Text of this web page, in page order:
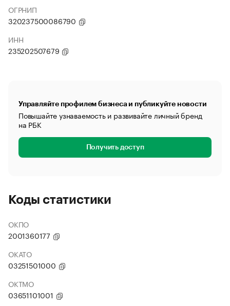
ОГРНИП
320237500086790
ИНН
235202507679
Управляйте профилем бизнеса и публикуйте новости
Повышайте узнаваемость и развивайте личный бренд
на РБК
Получить доступ
Коды статистики
ОКПО
2001360177
ОКАТО
03251501000
ОКТМО
03651101001